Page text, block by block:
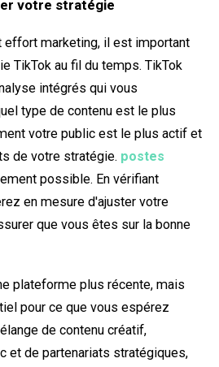
votre stratégie
effort marketing, il est important
TikTok au fil du temps. TikTok
intégrés qui vous
type de contenu est le plus
votre public est le plus actif et
de votre stratégie. postes
possible. En vérifiant
en mesure d'ajuster votre
que vous êtes sur la bonne
plateforme plus récente, mais
pour ce que vous espérez
de contenu créatif,
et de partenariats stratégiques,